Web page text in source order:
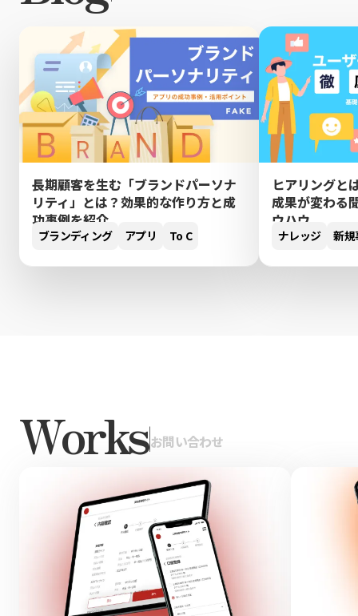
長期顧客を生む「ブランドパーソナ
リティ」とは？効果的な作り方と成
功事例を紹介
ブランディング アプリ To C
ヒアリングと
成果が変わる
ウハウ
ナレッジ 新規
Works|お問い合わせ